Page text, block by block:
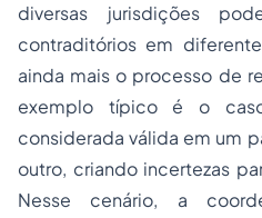
diversas jurisdições
contraditórios em
ainda mais o processo de
exemplo típico é o
considerada válida em um
outro, criando incertezas
Nesse cenário, a